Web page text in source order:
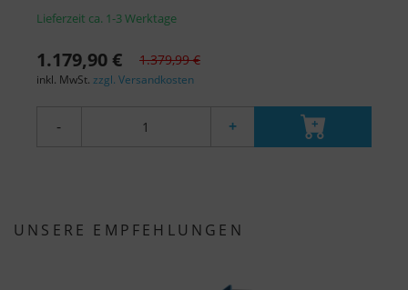
Lieferzeit ca. 1-3 Werktage
1.179,90 € 1.379,99 €
inkl. MwSt. zzgl. Versandkosten
- +
UNSERE EMPFEHLUNGEN